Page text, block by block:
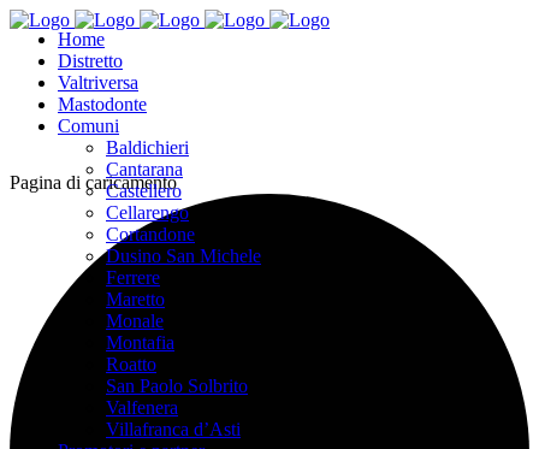
Home
Distretto
Valtriversa
Mastodonte
Comuni
Baldichieri
Cantarana
Castellero
Cellarengo
Cortandone
Dusino San Michele
Ferrere
Maretto
Monale
Montafia
Roatto
San Paolo Solbrito
Valfenera
Villafranca d’Asti
Pagina di caricamento